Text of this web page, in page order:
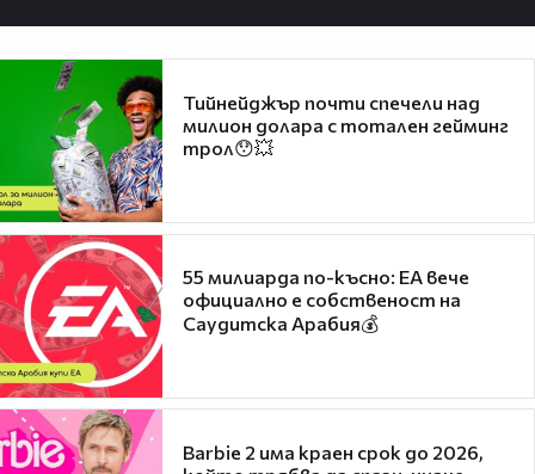
Тийнейджър почти спечели над
милион долара с тотален гейминг
трол😯💥
55 милиарда по-късно: EA вече
официално е собственост на
Саудитска Арабия💰
Barbie 2 има краен срок до 2026,